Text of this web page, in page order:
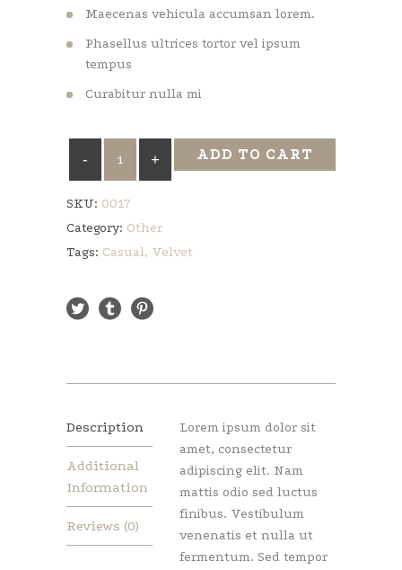
Maecenas vehicula accumsan lorem.
Phasellus ultrices tortor vel ipsum
tempus
Curabitur nulla mi
Shoes
ADD TO CART
SKU: 0017
Category: Other
Tags: Casual, Velvet
Description
Additional
Information
Reviews (0)
Lorem ipsum dolor sit
amet, consectetur
adipiscing elit. Nam
mattis odio sed luctus
finibus. Vestibulum
venenatis et nulla ut
fermentum. Sed tempor